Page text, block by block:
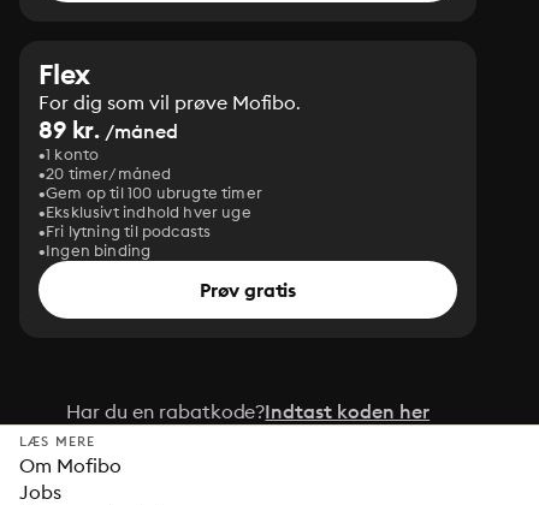
Flex
For dig som vil prøve Mofibo.
89 kr. /måned
1 konto
20 timer/måned
Gem op til 100 ubrugte timer
Eksklusivt indhold hver uge
Fri lytning til podcasts
Ingen binding
Prøv gratis
Har du en rabatkode?Indtast koden her
LÆS MERE
Om Mofibo
Jobs